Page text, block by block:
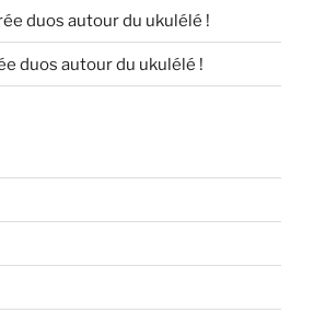
duos autour du ukulélé !
duos autour du ukulélé !